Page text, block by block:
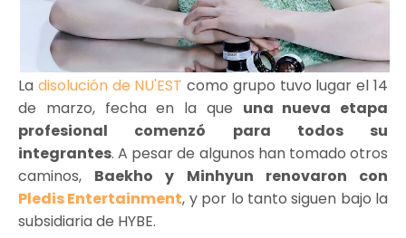
La disolución de NU'EST como grupo tuvo lugar el 14
de marzo, fecha en la que una nueva etapa
profesional comenzó para todos su
integrantes. A pesar de algunos han tomado otros
caminos, Baekho y Minhyun renovaron con
Pledis Entertainment, y por lo tanto siguen bajo la
subsidiaria de HYBE.